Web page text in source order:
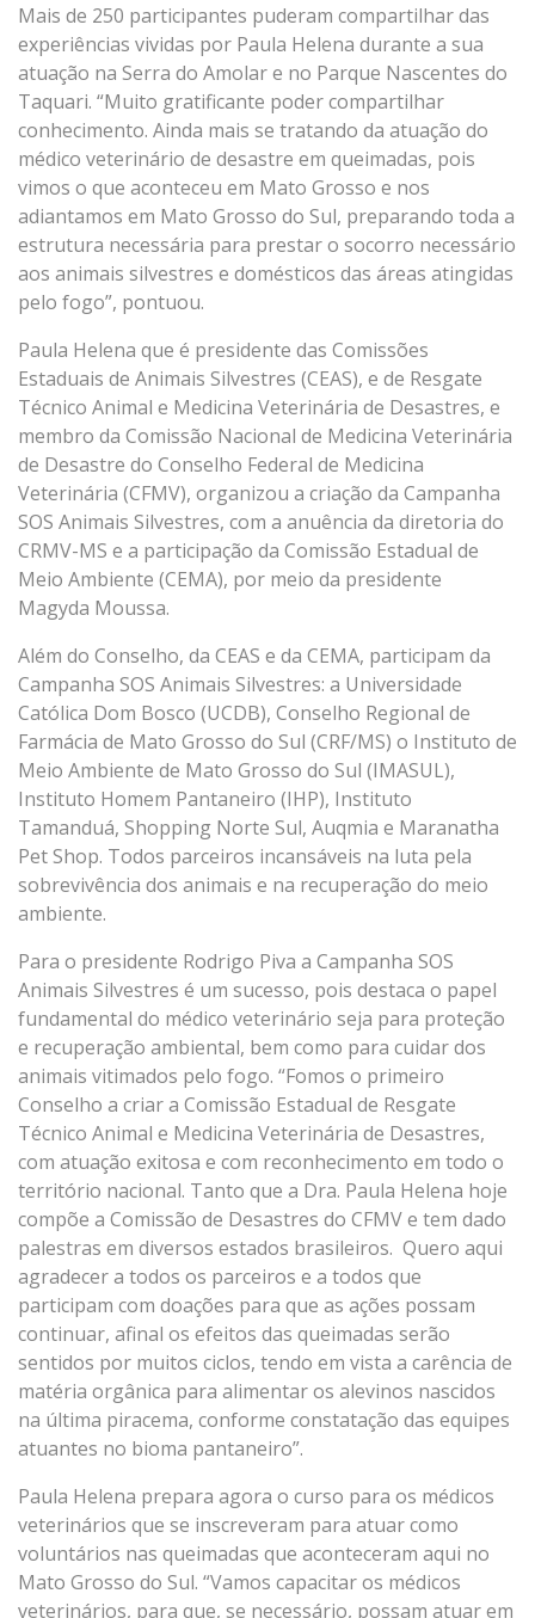
Mais de 250 participantes puderam compartilhar das
experiências vividas por Paula Helena durante a sua
atuação na Serra do Amolar e no Parque Nascentes do
Taquari. “Muito gratificante poder compartilhar
conhecimento. Ainda mais se tratando da atuação do
médico veterinário de desastre em queimadas, pois
vimos o que aconteceu em Mato Grosso e nos
adiantamos em Mato Grosso do Sul, preparando toda a
estrutura necessária para prestar o socorro necessário
aos animais silvestres e domésticos das áreas atingidas
pelo fogo”, pontuou.
Paula Helena que é presidente das Comissões
Estaduais de Animais Silvestres (CEAS), e de Resgate
Técnico Animal e Medicina Veterinária de Desastres, e
membro da Comissão Nacional de Medicina Veterinária
de Desastre do Conselho Federal de Medicina
Veterinária (CFMV), organizou a criação da Campanha
SOS Animais Silvestres, com a anuência da diretoria do
CRMV-MS e a participação da Comissão Estadual de
Meio Ambiente (CEMA), por meio da presidente
Magyda Moussa.
Além do Conselho, da CEAS e da CEMA, participam da
Campanha SOS Animais Silvestres: a Universidade
Católica Dom Bosco (UCDB), Conselho Regional de
Farmácia de Mato Grosso do Sul (CRF/MS) o Instituto de
Meio Ambiente de Mato Grosso do Sul (IMASUL),
Instituto Homem Pantaneiro (IHP), Instituto
Tamanduá, Shopping Norte Sul, Auqmia e Maranatha
Pet Shop. Todos parceiros incansáveis na luta pela
sobrevivência dos animais e na recuperação do meio
ambiente.
Para o presidente Rodrigo Piva a Campanha SOS
Animais Silvestres é um sucesso, pois destaca o papel
fundamental do médico veterinário seja para proteção
e recuperação ambiental, bem como para cuidar dos
animais vitimados pelo fogo. “Fomos o primeiro
Conselho a criar a Comissão Estadual de Resgate
Técnico Animal e Medicina Veterinária de Desastres,
com atuação exitosa e com reconhecimento em todo o
território nacional. Tanto que a Dra. Paula Helena hoje
compõe a Comissão de Desastres do CFMV e tem dado
palestras em diversos estados brasileiros. Quero aqui
agradecer a todos os parceiros e a todos que
participam com doações para que as ações possam
continuar, afinal os efeitos das queimadas serão
sentidos por muitos ciclos, tendo em vista a carência de
matéria orgânica para alimentar os alevinos nascidos
na última piracema, conforme constatação das equipes
atuantes no bioma pantaneiro”.
Paula Helena prepara agora o curso para os médicos
veterinários que se inscreveram para atuar como
voluntários nas queimadas que aconteceram aqui no
Mato Grosso do Sul. “Vamos capacitar os médicos
veterinários, para que, se necessário, possam atuar em